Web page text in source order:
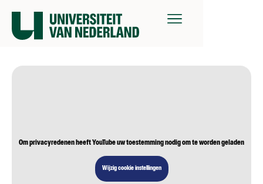
Om privacyredenen heeft YouTube uw toestemming nodig om te worden geladen
Wijzig cookie instellingen